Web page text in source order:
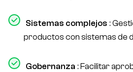
Sistemas complejos :
productos con sistemas de
Gobernanza : Facilitar